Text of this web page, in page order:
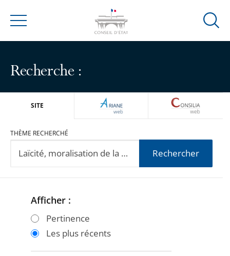
Menu
Ouvrir
Recherche :
SITE ARIANEWEB
THÈME RECHERCHÉ
Rechercher
Passer
filtres
Passer
filtres
Afficher :
Pertinence
Les plus récents